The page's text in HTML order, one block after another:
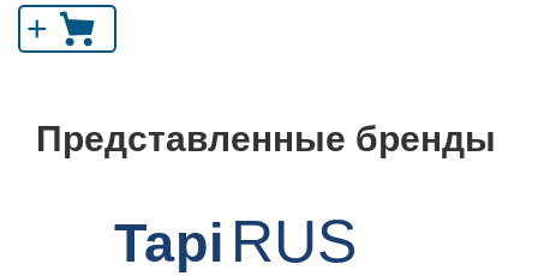
+
Представленные бренды
Tapi RUS